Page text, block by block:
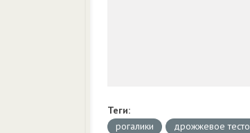
Теги:
рогалики
дрожжевое тесто